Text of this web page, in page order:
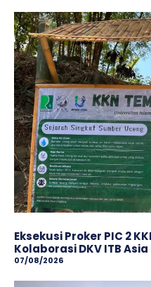
Eksekusi Proker PIC 2
Kolaborasi DKV ITB
07/08/2026